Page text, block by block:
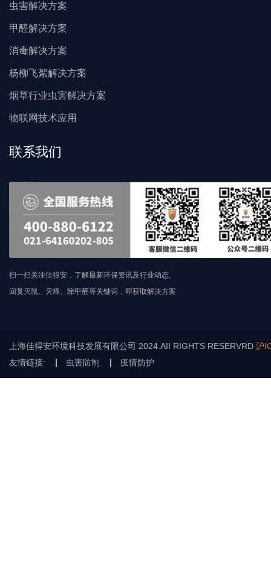
虫害解决方案
甲醛解决方案
消毒解决方案
杨柳飞絮解决方案
烟草行业虫害解决方案
物联网技术应用
联系我们
扫一扫关注佳得安，了解最新环保资讯及行业动态。
回复灭鼠、灭蟑、除甲醛等关键词，即获取解决方案
上海佳得安环境科技发展有限公司 2024.AII RIGHTS RESERVRD 沪
友情链接:
虫害防制 疫情防护